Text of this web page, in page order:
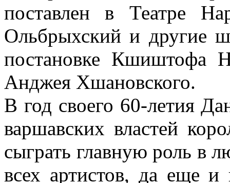
поставлен в Театре
Ольбрыхский и другие
постановке Кшиштофа
Анджея Хшановского.
В год своего 60-летия
варшавских властей
сыграть главную роль в
всех артистов, да еще и